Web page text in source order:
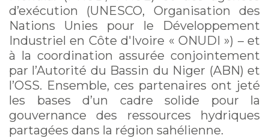
d’exécution (UNESCO, Organisation des
Nations Unies pour le Développement
Industriel en Côte d'Ivoire « ONUDI ») – et
à la coordination assurée conjointement
par l’Autorité du Bassin du Niger (ABN) et
l’OSS. Ensemble, ces partenaires ont jeté
les bases d’un cadre solide pour la
gouvernance des ressources hydriques
partagées dans la région sahélienne.